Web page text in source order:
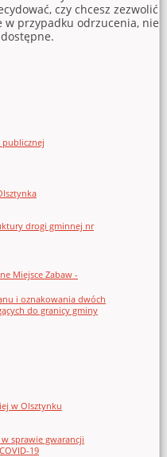
drogi gminnej nr
Miejsce Zabaw -
i oznakowania dwóch
do granicy gminy
w Olsztynku
sprawie gwarancji
19
czy chcesz zezwolić
w przypadku odrzucenia, nie